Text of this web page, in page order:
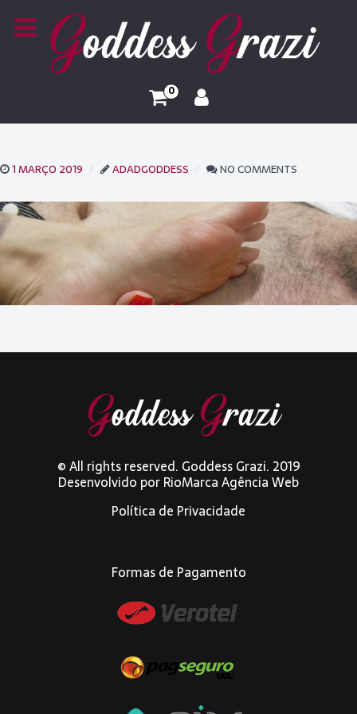
0
1 MARÇO 2019 ADADGODDESS NO COMMENTS
© All rights reserved. Goddess Grazi. 2019
Desenvolvido porRioMarca Agência Web
Política de Privacidade
Formas de Pagamento